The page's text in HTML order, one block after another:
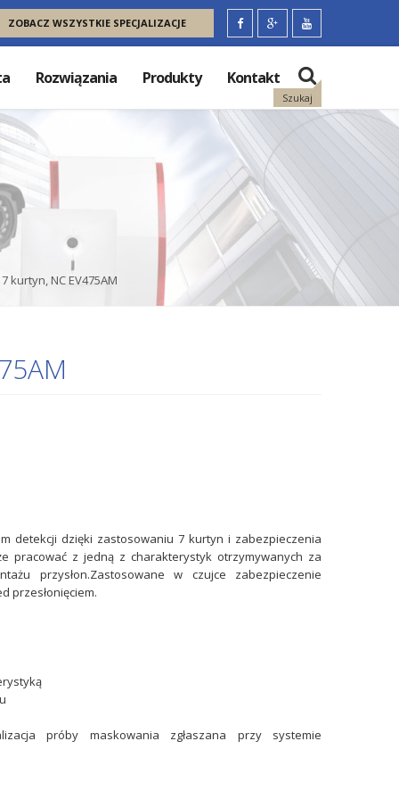
ZOBACZ WSZYSTKIE SPECJALIZACJE
Szukaj
Rozwiązania Produkty Kontakt
kurtyn, NC EV475AM
detekcji dzięki zastosowaniu 7 kurtyn i zabezpieczenia
pracować z jedną z charakterystyk otrzymywanych za
przysłon.Zastosowane w czujce zabezpieczenie
przesłonięciem.
próby maskowania zgłaszana przy systemie